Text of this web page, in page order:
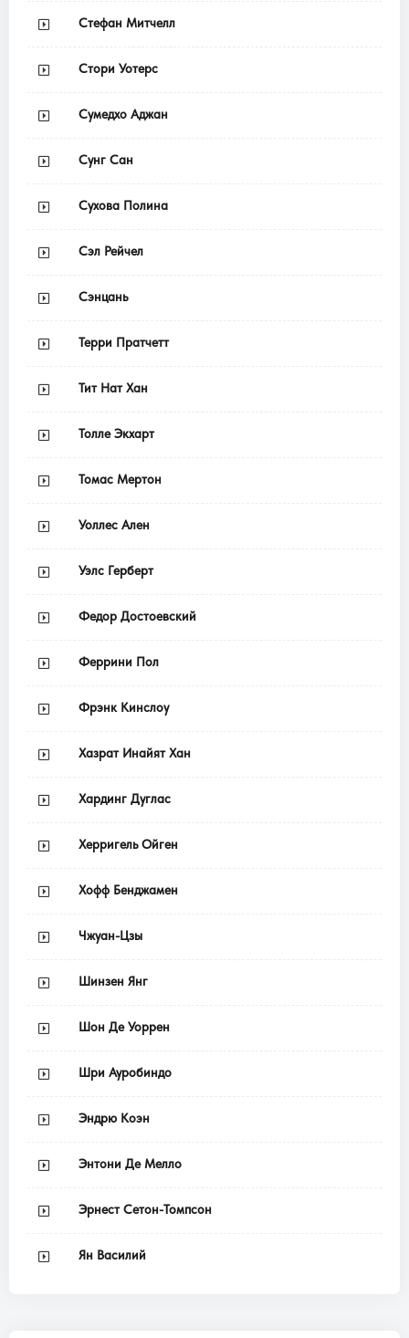
Стефан Митчелл
Стори Уотерс
Сумедхо Аджан
Сунг Сан
Сухова Полина
Сэл Рейчел
Сэнцань
Терри Пратчетт
Тит Нат Хан
Толле Экхарт
Томас Мертон
Уоллес Ален
Уэлс Герберт
Федор Достоевский
Феррини Пол
Фрэнк Кинслоу
Хазрат Инайят Хан
Хардинг Дуглас
Херригель Ойген
Хофф Бенджамен
Чжуан-Цзы
Шинзен Янг
Шон Де Уоррен
Шри Ауробиндо
Эндрю Коэн
Энтони Де Мелло
Эрнест Сетон-Томпсон
Ян Василий